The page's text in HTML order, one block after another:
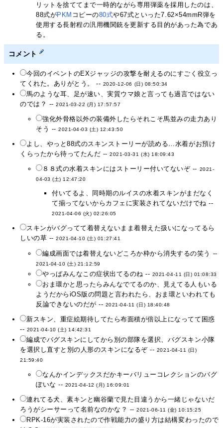
リットを捨ててまで一時的ながら専用弾薬を採用したのは、
88式がPKM コピーの80式や67式といった7.62×54mmR弾を
使用する長射程の汎用機関銃を更新する目的があった為であ
る。
コメント
今回のイベントのEXジャッジの攻撃を耐えるのにすごく役立っ
てくれた。ありがとう。 -- 2020-12-06 (日) 08:50:34
馬のような耳、足が速い、実質ウマ娘と言っても過言ではない
のでは？ --2021-03-22 (月) 17:57:57
強化外骨格以外の装備外したらそれこそ馬並みの走力あり
そう --2021-04-03 (土) 12:43:50
よし、やっと88式のスキンストーリーが読める…水着がお預け
くらったから待ってたんだ --2021-03-31 (水) 18:09:43
８８式の水着スキンにはストーリー付いてないぞ -- 2021-
04-03 (土) 12:47:20
付いてるよ、同時期のルイスの水着スキンがまだなく
て揃ってないからカフェに実装されてないだけでね --
2021-04-06 (火) 02:26:05
スキンがバグってて着替えないまま着替えた扱いになってるら
しいの草 --2021-04-10 (土) 01:27:41
編成画面では着替えないどころか枠から消失するの笑う --
2021-04-10 (土) 21:12:59
やっぱみんなこの症状出てるのね -- 2021-04-11 (日) 01:08:33
おま環かと思ったらみんなでてるのか、見えてる人もいる
ようだからiOS版の問題と言われたら、おま環といわれても
反論できないのだが -- 2021-04-11 (日) 18:40:48
新スキン、重症絵期待してたら布面積が倍以上になってて困惑
-- 2021-04-10 (土) 14:42:31
編成でバグスキンにしてから別の部隊を選択、バグスキン小隊
を選択し直すと別の人形のスキンになるぞ -- 2021-04-11 (日)
21:59:40
なんかインデックスだかキーバリューコレクションのバグ
ぽいな -- 2021-04-12 (月) 16:09:01
連れてる犬、素キンと幽谷蘭で見た目違うから一緒じゃないだ
ろうがシーサーって名前なのかな？ --2021-06-11 (金) 10:15:25
RPK-16が実装されたので作戦能力の盛り方は結構変わったので